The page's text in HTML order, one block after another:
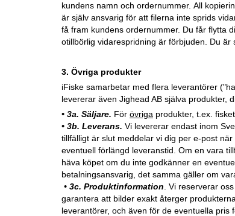
kundens namn och ordernummer. All
är själv ansvarig för att filerna inte sprids
få fram kundens ordernummer. Du får flytta
otillbörlig vidarespridning är förbjuden. Du
3. Övriga produkter
iFiske samarbetar med flera leverantörer
levererar även Jighead AB själva produkter,
• 3a. Säljare. För övriga produkter, t.ex.
• 3b. Leverans. Vi levererar endast inom
tillfälligt är slut meddelar vi dig per e-post
eventuell förlängd leveranstid. Om en vara
häva köpet om du inte godkänner en
betalningsansvarig, det samma gäller om
• 3c. Produktinformation . Vi reserverar
garantera att bilder exakt återger
leverantörer, och även för de eventuella